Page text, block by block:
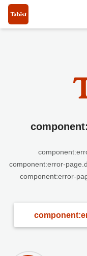
component:error-
component:error-